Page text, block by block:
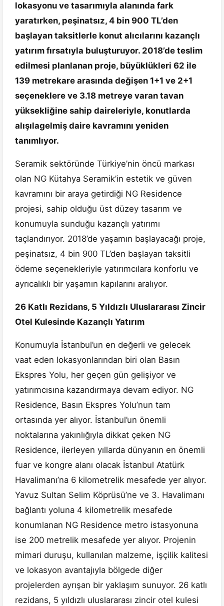
lokasyonu ve tasarımıyla alanında fark
yaratırken, peşinatsız, 4 bin 900 TL’den
başlayan taksitlerle konut alıcılarını kazançlı
yatırım fırsatıyla buluşturuyor. 2018’de teslim
edilmesi planlanan proje, büyüklükleri 62 ile
139 metrekare arasında değişen 1+1 ve 2+1
seçeneklere ve 3.18 metreye varan tavan
yüksekliğine sahip daireleriyle, konutlarda
alışılagelmiş daire kavramını yeniden
tanımlıyor.
Seramik sektöründe Türkiye’nin öncü markası
olan NG Kütahya Seramik’in estetik ve güven
kavramını bir araya getirdiği NG Residence
projesi, sahip olduğu üst düzey tasarım ve
konumuyla sunduğu kazançlı yatırımı
taçlandırıyor. 2018’de yaşamın başlayacağı proje,
peşinatsız, 4 bin 900 TL’den başlayan taksitli
ödeme seçenekleriyle yatırımcılara konforlu ve
ayrıcalıklı bir yaşamın kapılarını aralıyor.
26 Katlı Rezidans, 5 Yıldızlı Uluslararası Zincir
Otel Kulesinde Kazançlı Yatırım
Konumuyla İstanbul’un en değerli ve gelecek
vaat eden lokasyonlarından biri olan Basın
Ekspres Yolu, her geçen gün gelişiyor ve
yatırımcısına kazandırmaya devam ediyor. NG
Residence, Basın Ekspres Yolu’nun tam
ortasında yer alıyor. İstanbul’un önemli
noktalarına yakınlığıyla dikkat çeken NG
Residence, ilerleyen yıllarda dünyanın en önemli
fuar ve kongre alanı olacak İstanbul Atatürk
Havalimanı’na 6 kilometrelik mesafede yer alıyor.
Yavuz Sultan Selim Köprüsü’ne ve 3. Havalimanı
bağlantı yoluna 4 kilometrelik mesafede
konumlanan NG Residence metro istasyonuna
ise 200 metrelik mesafede yer alıyor. Projenin
mimari duruşu, kullanılan malzeme, işçilik kalitesi
ve lokasyon avantajıyla bölgede diğer
projelerden ayrışan bir yaklaşım sunuyor. 26 katlı
rezidans, 5 yıldızlı uluslararası zincir otel kulesi